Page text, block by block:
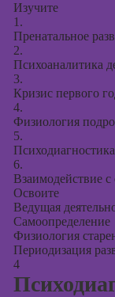
Изучите
1.
Пренатальное
2.
Психоаналитика
3.
Кризис первого
4.
Физиология
5.
6.
Взаимодействие
Освоите
Ведущая
Самоопределение
Физиология
Периодизация
4